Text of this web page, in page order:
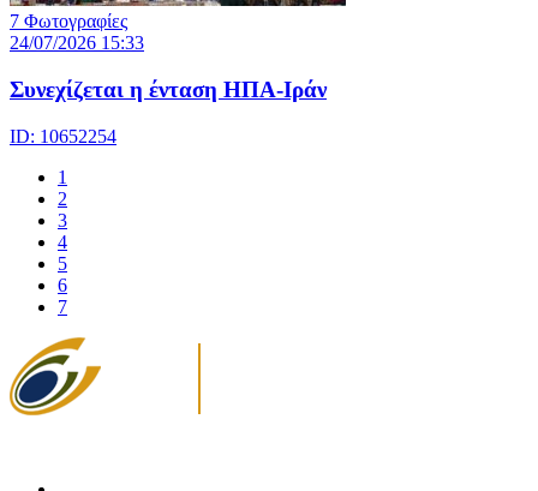
7 Φωτογραφίες
24/07/2026 15:33
Συνεχίζεται η ένταση ΗΠΑ-Ιράν
ID: 10652254
1
2
3
4
5
6
7